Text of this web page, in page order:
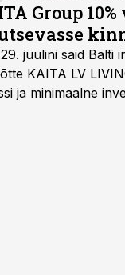
Group
juulini said Balti
KAITA LV
ja minimaalne